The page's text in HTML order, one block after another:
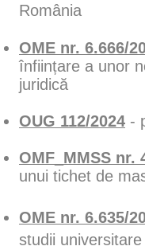
România
OME nr. 6.666/
înființare a unor
juridică
OUG 112/2024 -
OMF_MMSS nr.
unui tichet de
OME nr. 6.635/
studii